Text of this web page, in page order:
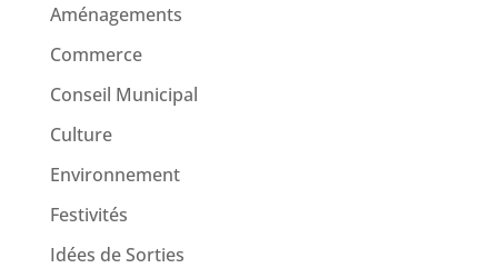
Aménagements
Commerce
Conseil Municipal
Culture
Environnement
Festivités
Idées de Sorties